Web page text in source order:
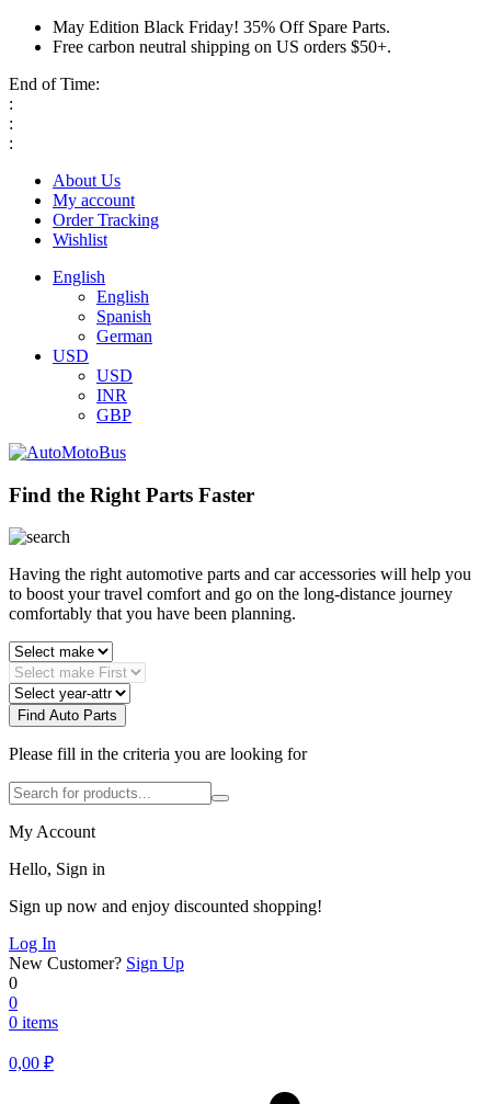
May Edition Black Friday! 35% Off Spare Parts.
Free carbon neutral shipping on US orders $50+.
End of Time:
:
:
:
About Us
My account
Order Tracking
Wishlist
English
English
Spanish
German
USD
USD
INR
GBP
Find the Right Parts Faster
Having the right automotive parts and car accessories will help you
to boost your travel comfort and go on the long-distance journey
comfortably that you have been planning.
Find Auto Parts
Please fill in the criteria you are looking for
My Account
Hello, Sign in
Sign up now and enjoy discounted shopping!
Log In
New Customer? Sign Up
0
0
0 items
0,00 ₽